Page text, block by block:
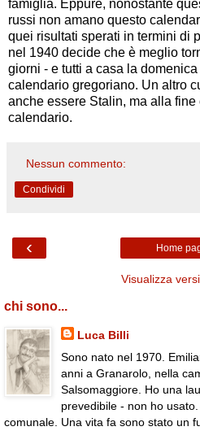
famiglia. Eppure, nonostante
russi non amano questo
quei risultati sperati in termini di
nel 1940 decide che è meglio
giorni - e tutti a casa la domenica
calendario gregoriano. Un altro
anche essere Stalin, ma alla fine
calendario.
Nessun commento:
Condividi
‹ Home
Visualizza
chi sono...
Luca Billi
Sono nato nel 1970.
anni a Granarolo, nella
Salsomaggiore. Ho una
prevedibile - non ho
comunale. Una vita fa sono stato un